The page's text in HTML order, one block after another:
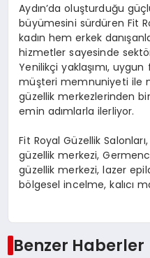
Aydın’da oluşturduğu
büyümesini sürdüren Fit
kadın hem erkek
hizmetler sayesinde
Yenilikçi yaklaşımı,
müşteri memnuniyeti ile
güzellik merkezlerinden
emin adımlarla ilerliyor.
Fit Royal Güzellik
güzellik merkezi,
güzellik merkezi, lazer
bölgesel incelme, kalıcı
Benzer Haberler